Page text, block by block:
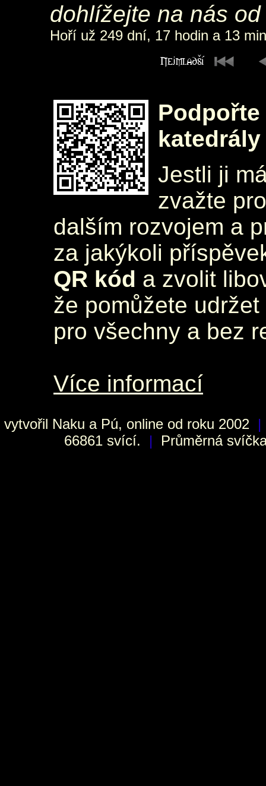
dohlížejte na nás
Hoří už 249 dní, 17 hodin a 13
katedrály
Jestli ji
zvažte
dalším rozvojem a
za jakýkoli
QR kód a zvolit
že pomůžete
pro všechny a bez
Více informací
vytvořil Naku a Pú, online od roku 2002 |
66861 svící.
| Průměrná